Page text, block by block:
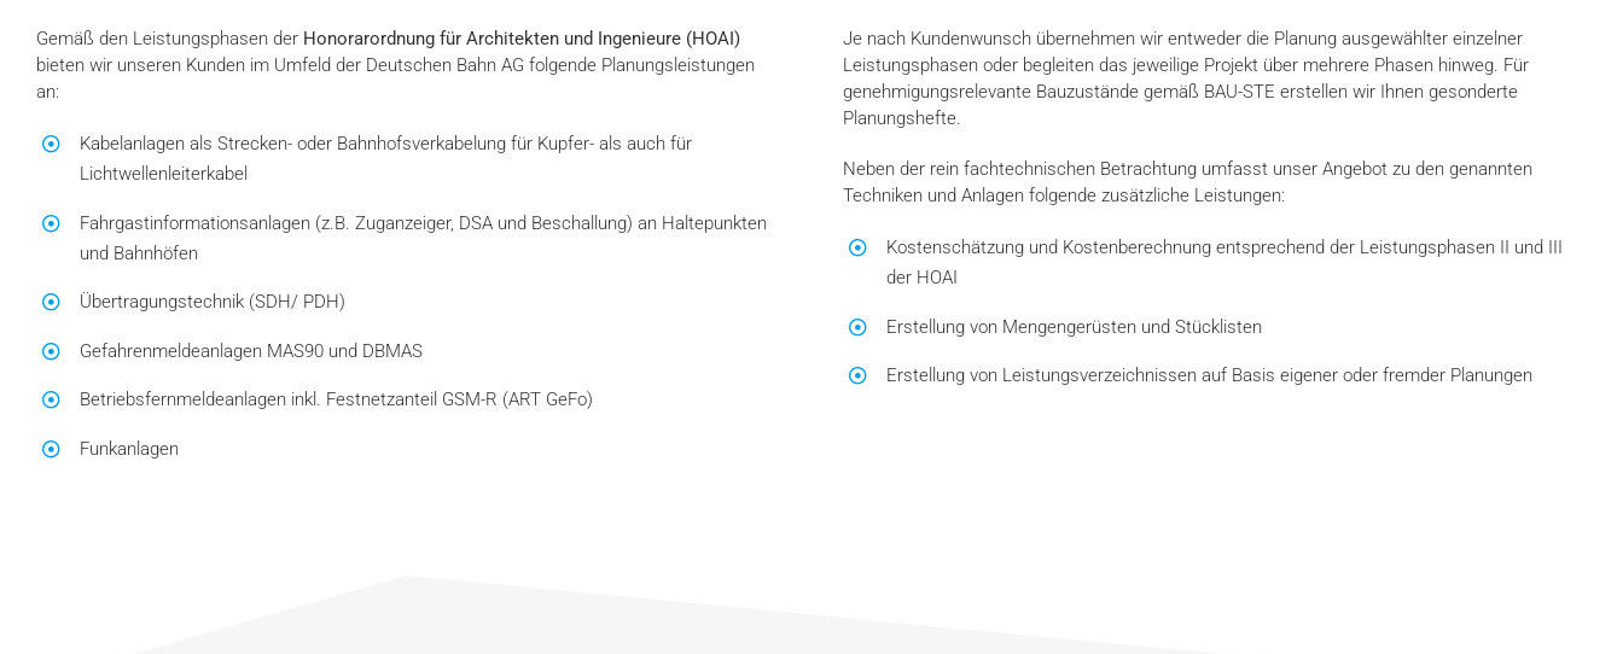
Gemäß den Leistungsphasen der Honorarordnung für Architekten und Ingenieure (HOAI)
bieten wir unseren Kunden im Umfeld der Deutschen Bahn AG folgende Planungsleistungen
an:
Kabelanlagen als Strecken- oder Bahnhofsverkabelung für Kupfer- als auch für
Lichtwellenleiterkabel
Fahrgastinformationsanlagen (z.B. Zuganzeiger, DSA und Beschallung) an Haltepunkten
und Bahnhöfen
Übertragungstechnik (SDH/ PDH)
Gefahrenmeldeanlagen MAS90 und DBMAS
Betriebsfernmeldeanlagen inkl. Festnetzanteil GSM-R (ART GeFo)
Funkanlagen
Je nach Kundenwunsch übernehmen wir entweder die Planung ausgewählter einzelner
Leistungsphasen oder begleiten das jeweilige Projekt über mehrere Phasen hinweg. Für
genehmigungsrelevante Bauzustände gemäß BAU-STE erstellen wir Ihnen gesonderte
Planungshefte.
Neben der rein fachtechnischen Betrachtung umfasst unser Angebot zu den genannten
Techniken und Anlagen folgende zusätzliche Leistungen:
Kostenschätzung und Kostenberechnung entsprechend der Leistungsphasen II und III
der HOAI
Erstellung von Mengengerüsten und Stücklisten
Erstellung von Leistungsverzeichnissen auf Basis eigener oder fremder Planungen